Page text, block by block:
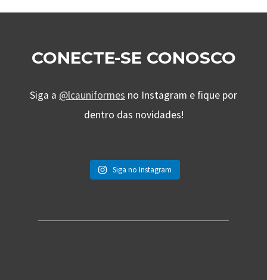
CONECTE-SE CONOSCO
Siga a @lcauniformes no Instagram e fique por
dentro das novidades!
Siga no Instagram